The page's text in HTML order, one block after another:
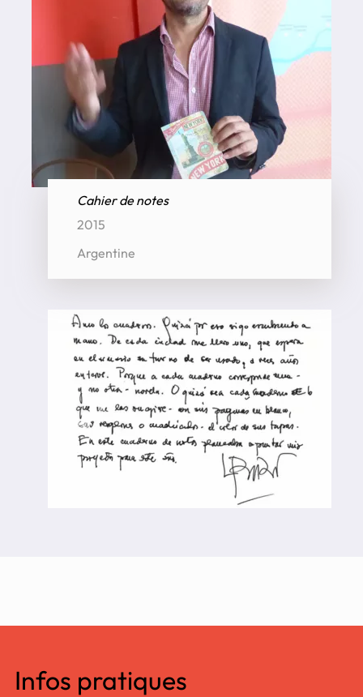
Cahier de notes
2015
Argentine
Infos pratiques